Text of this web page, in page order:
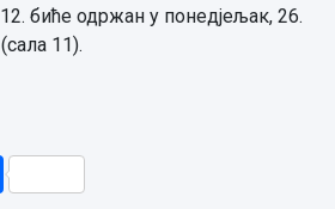
биће одржан у понедјељак, 26.
11).
Share